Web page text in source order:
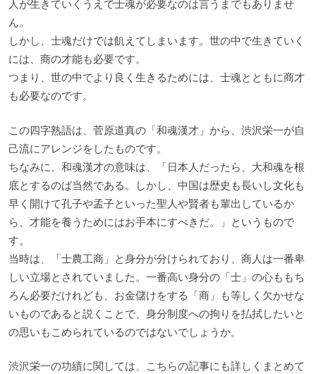
人が生きていくうえで士魂が必要なのは言うまでもありませ
ん。
しかし、士魂だけでは飢えてしまいます。世の中で生きていく
には、商の才能も必要です。
つまり、世の中でより良く生きるためには、士魂とともに商才
も必要なのです。
この四字熟語は、菅原道真の「和魂漢才」から、渋沢栄一が自
己流にアレンジをしたものです。
ちなみに、和魂漢才の意味は、「日本人だったら、大和魂を根
底とするのば当然である。しかし、中国は歴史も長いし文化も
早く開けて孔子や孟子といった聖人や賢者も輩出しているか
ら、才能を養うためにはお手本にすべきだ。」というもので
す。
当時は、「士農工商」と身分が分けられており、商人は一番卑
しい立場とされていました。一番高い身分の「士」の心ももち
ろん必要だけれども、お金儲けをする「商」も等しく欠かせな
いものであると説くことで、身分制度への拘りを払拭したいと
の思いもこめられているのではないでしょうか。
渋沢栄一の功績に関しては、こちらの記事にも詳しくまとめて